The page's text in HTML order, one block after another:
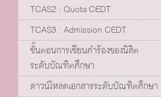
TCAS2 : Quota CEDT
TCAS3 : Admission CEDT
ขั้นตอนการเขียนคำร้องของนิสิต
ระดับบัณฑิตศึกษา
ดาวน์โหลดเอกสารระดับบัณฑิตศึกษา